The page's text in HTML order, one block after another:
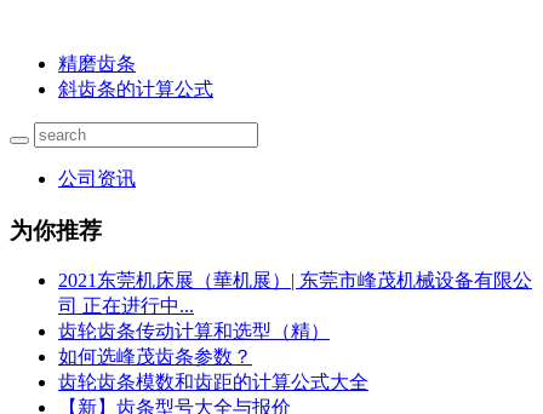
精磨齿条
斜齿条的计算公式
公司资讯
为你推荐
2021东莞机床展（華机展）| 东莞市峰茂机械设备有限公
司 正在进行中...
齿轮齿条传动计算和选型（精）
如何选峰茂齿条参数？
齿轮齿条模数和齿距的计算公式大全
【新】齿条型号大全与报价